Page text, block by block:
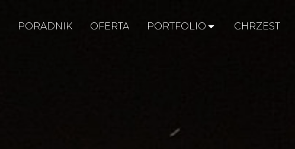
PORADNIK OFERTA PORTFOLIO CHRZEST